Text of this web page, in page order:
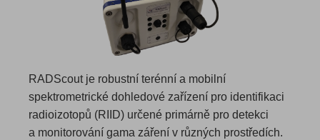
RADScout je robustní terénní a mobilní
spektrometrické dohledové zařízení pro identifikaci
radioizotopů (RIID) určené primárně pro detekci
a monitorování gama záření v různých prostředích.